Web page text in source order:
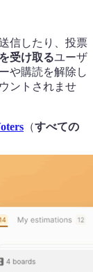
信したり、投票
受け取るユーザ
や購読を解除し
ントされませ
（すべての